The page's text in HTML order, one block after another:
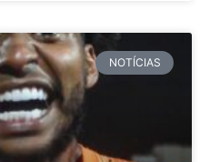
NOTÍCIAS